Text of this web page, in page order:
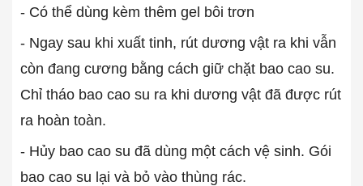
- Có thể dùng kèm thêm gel bôi trơn
- Ngay sau khi xuất tinh, rút dương vật ra khi vẫn
còn đang cương bằng cách giữ chặt bao cao su.
Chỉ tháo bao cao su ra khi dương vật đã được rút
ra hoàn toàn.
- Hủy bao cao su đã dùng một cách vệ sinh. Gói
bao cao su lại và bỏ vào thùng rác.